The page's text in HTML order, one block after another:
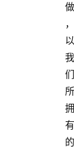
做
，
以
我
们
所
拥
有
的